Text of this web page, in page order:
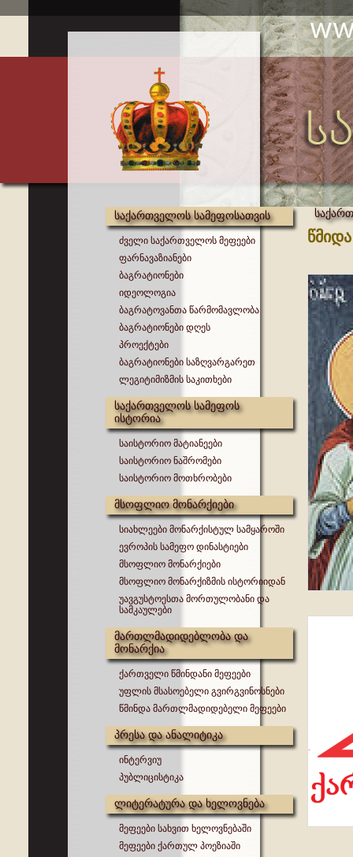
საქართველოს სამეფოსათვის
ძველი საქართველოს მეფეები
ფარნავაზიანები
ბაგრატიონები
იდეოლოგია
ბაგრატოვანთა წარმომავლობა
ბაგრატიონები დღეს
პროექტები
ბაგრატიონები საზღვარგარეთ
ლეგიტიმიზმის საკითხები
საქართველოს სამეფოს
ისტორია
საისტორიო მატიანეები
საისტორიო ნაშრომები
საისტორიო მოთხრობები
მსოფლიო მონარქიები
სიახლეები მონარქისტულ სამყაროში
ევროპის სამეფო დინასტიები
მსოფლიო მონარქიები
მსოფლიო მონარქიზმის ისტორიიდან
უავგუსტოესთა მორთულობანი და
სამკაულები
მართლმადიდებლობა და
მონარქია
ქართველი წმინდანი მეფეები
უფლის მსასოებელი გვირგვინოსნები
წმინდა მართლმადიდებელი მეფეები
პრესა და ანალიტიკა
ინტერვიუ
პუბლიცისტიკა
ლიტერატურა და ხელოვნება
მეფეები სახვით ხელოვნებაში
მეფეები ქართულ პოეზიაში